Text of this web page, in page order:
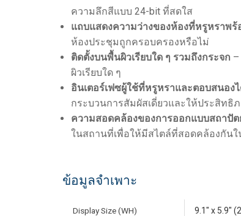
ความลึกสีแบบ 24-bit ที่สดใส
แถบแสดงความว่างของห้องที่หรูหราพร้
ห้องประชุมถูกครอบครองหรือไม่
ติดตั้งบนพื้นผิวเรียบใด ๆ รวมถึงกระจก
ผิวเรียบใด ๆ
อินเตอร์เฟซผู้ใช้ที่หรูหราและตอบสนอง
กระบวนการสัมผัสเดี่ยวและให้ประสิทธิ
ความสอดคล้องของการออกแบบสถาปัต
ในสถานที่เพื่อให้มีสไตล์ที่สอดคล้องกัน
ข้อมูลจำเพาะ
Display Size (WH) 9.1" x 5.9"